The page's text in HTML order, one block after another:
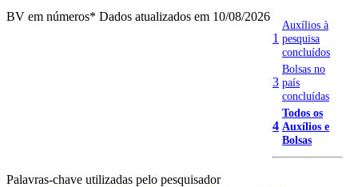
BV em números* Dados atualizados em 10/08/2026
1
Auxílios à
pesquisa
concluídos
3
Bolsas no
país
concluídas
4
Todos os
Auxílios e
Bolsas
Palavras-chave utilizadas pelo pesquisador